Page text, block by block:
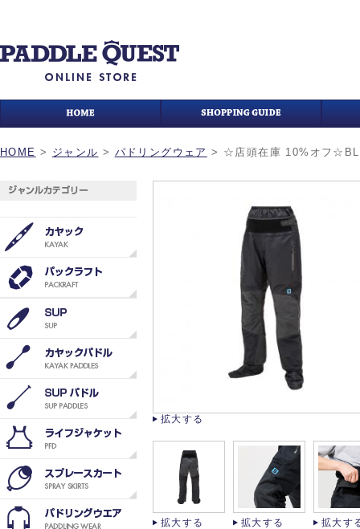
HOME > ジャンル > パドリングウェア > ☆店頭在庫 10%オフ
拡大する
拡大する 拡大する 拡大す